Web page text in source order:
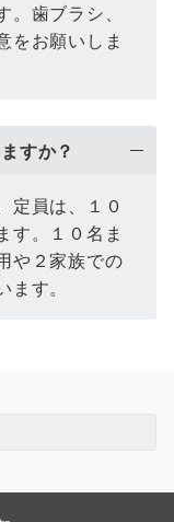
歯ブラシ、
をお願いしま
すか？
定員は、１０
す。１０名ま
や２家族での
す。